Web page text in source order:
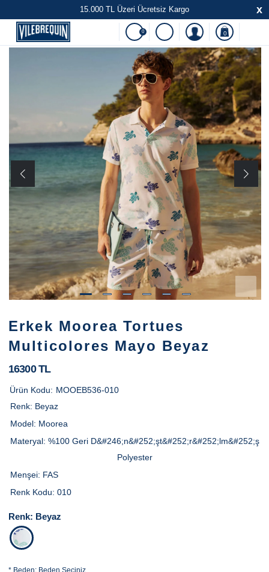
15.000 TL Üzeri Ücretsiz Kargo x
0 0
Erkek Moorea Tortues
Multicolores Mayo Beyaz
16300 TL
Ürün Kodu: MOOEB536-010
Renk: Beyaz
Model: Moorea
Materyal: %100 Geri D&#246;n&#252;şt&#252;r&#252;lm&#252;ş
Polyester
Menşei: FAS
Renk Kodu: 010
Renk: Beyaz
* Beden: Beden Seçiniz